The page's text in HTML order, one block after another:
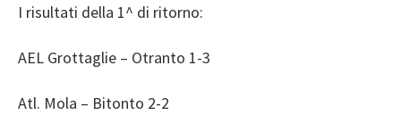
I risultati della 1^ di ritorno:
AEL Grottaglie – Otranto 1-3
Atl. Mola – Bitonto 2-2